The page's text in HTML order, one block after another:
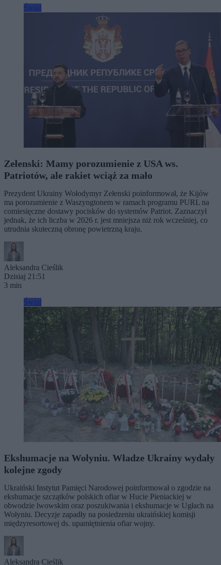
Zełenski: Mamy porozumienie z USA ws.
Patriotów, ale rakiet wciąż za mało
Prezydent Ukrainy Wołodymyr Zełenski poinformował, że Kijów
ma porozumienie z Waszyngtonem w ramach programu PURL na
comiesięczne dostawy pocisków do systemów Patriot. Zaznaczył
jednak, że ich liczba w 2026 r. jest mniejsza niż rok wcześniej, co
utrudnia skuteczną obronę powietrzną kraju.
Aleksandra Cieślik
Dzisiaj 21:51
3 min
Ekshumacje na Wołyniu. Władze Ukrainy wydały
kolejne zgody
Ukraiński Instytut Pamięci Narodowej poinformował o zgodzie na
ekshumacje szczątków polskich ofiar w Hucie Pieniackiej w
obwodzie lwowskim oraz poszukiwania i ekshumacje w Ugłach na
Wołyniu. Decyzje zapadły na posiedzeniu ukraińskiej komisji
międzyresortowej ds. upamiętnienia ofiar wojny.
Aleksandra Cieślik